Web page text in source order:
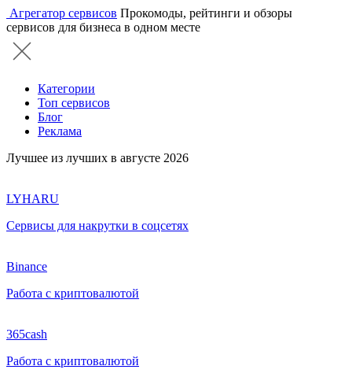
Агрегатор сервисов Прокомоды, рейтинги и обзоры
сервисов для бизнеса в одном месте
Категории
Топ сервисов
Блог
Реклама
Лучшее из лучших в августе 2026
LYHARU
Сервисы для накрутки в соцсетях
Binance
Работа с криптовалютой
365cash
Работа с криптовалютой